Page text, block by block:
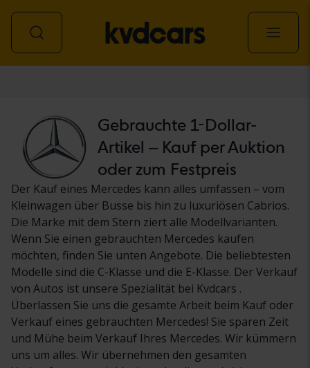
Gebrauchte 1-Dollar-
Artikel – Kauf per Auktion
oder zum Festpreis
Der Kauf eines Mercedes kann alles umfassen – vom
Kleinwagen über Busse bis hin zu luxuriösen Cabrios.
Die Marke mit dem Stern ziert alle Modellvarianten.
Wenn Sie einen gebrauchten Mercedes kaufen
möchten, finden Sie unten Angebote. Die beliebtesten
Modelle sind die C-Klasse und die E-Klasse. Der Verkauf
von Autos ist unsere Spezialität bei Kvdcars .
Überlassen Sie uns die gesamte Arbeit beim Kauf oder
Verkauf eines gebrauchten Mercedes! Sie sparen Zeit
und Mühe beim Verkauf Ihres Mercedes. Wir kümmern
uns um alles. Wir übernehmen den gesamten